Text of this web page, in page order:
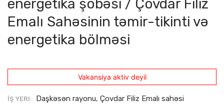
energetika şöbəsi / Çovdar Filiz
Emalı Sahəsinin təmir-tikinti və
energetika bölməsi
Vakansiya aktiv deyil
İŞ YERI: Daşkəsən rayonu, Çovdar Filiz Emalı sahəsi